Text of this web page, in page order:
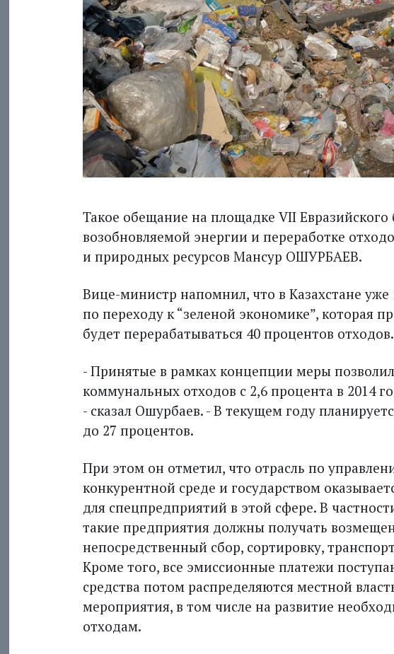
Такое обещание на площадке VII
возобновляемой энергии и переработке
и природных ресурсов Мансур ОШУРБАЕВ.
Вице-министр напомнил, что в Казахстане уже
по переходу к “зеленой экономике”, которая
будет перерабатываться 40 процентов отходов.
- Принятые в рамках концепции меры
коммунальных отходов с 2,6 процента в 2014
- сказал Ошурбаев. - В текущем году
до 27 процентов.
При этом он отметил, что отрасль по
конкурентной среде и государством
для спецпредприятий в этой сфере. В
такие предприятия должны получать
непосредственный сбор, сортировку,
Кроме того, все эмиссионные платежи
средства потом распределяются местной
мероприятия, в том числе на развитие
отходам.